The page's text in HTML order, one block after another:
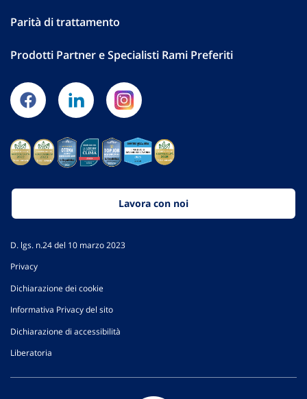
Parità di trattamento
Prodotti Partner e Specialisti Rami Preferiti
Lavora con noi
D. lgs. n.24 del 10 marzo 2023
Privacy
Dichiarazione dei cookie
Informativa Privacy del sito
Dichiarazione di accessibilità
Liberatoria